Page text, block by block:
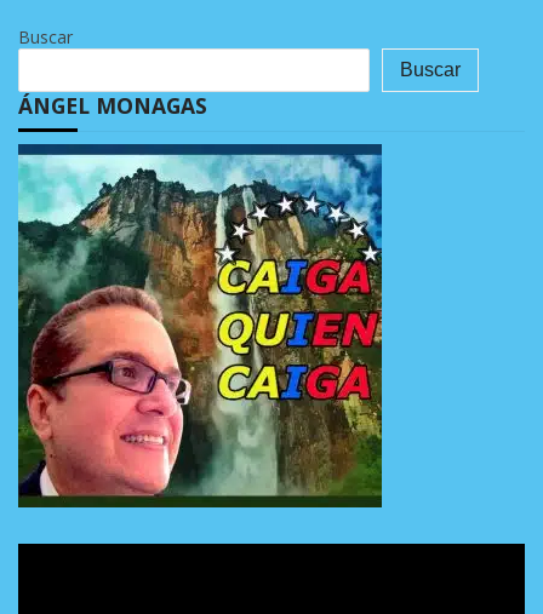
Buscar
Buscar
ÁNGEL MONAGAS